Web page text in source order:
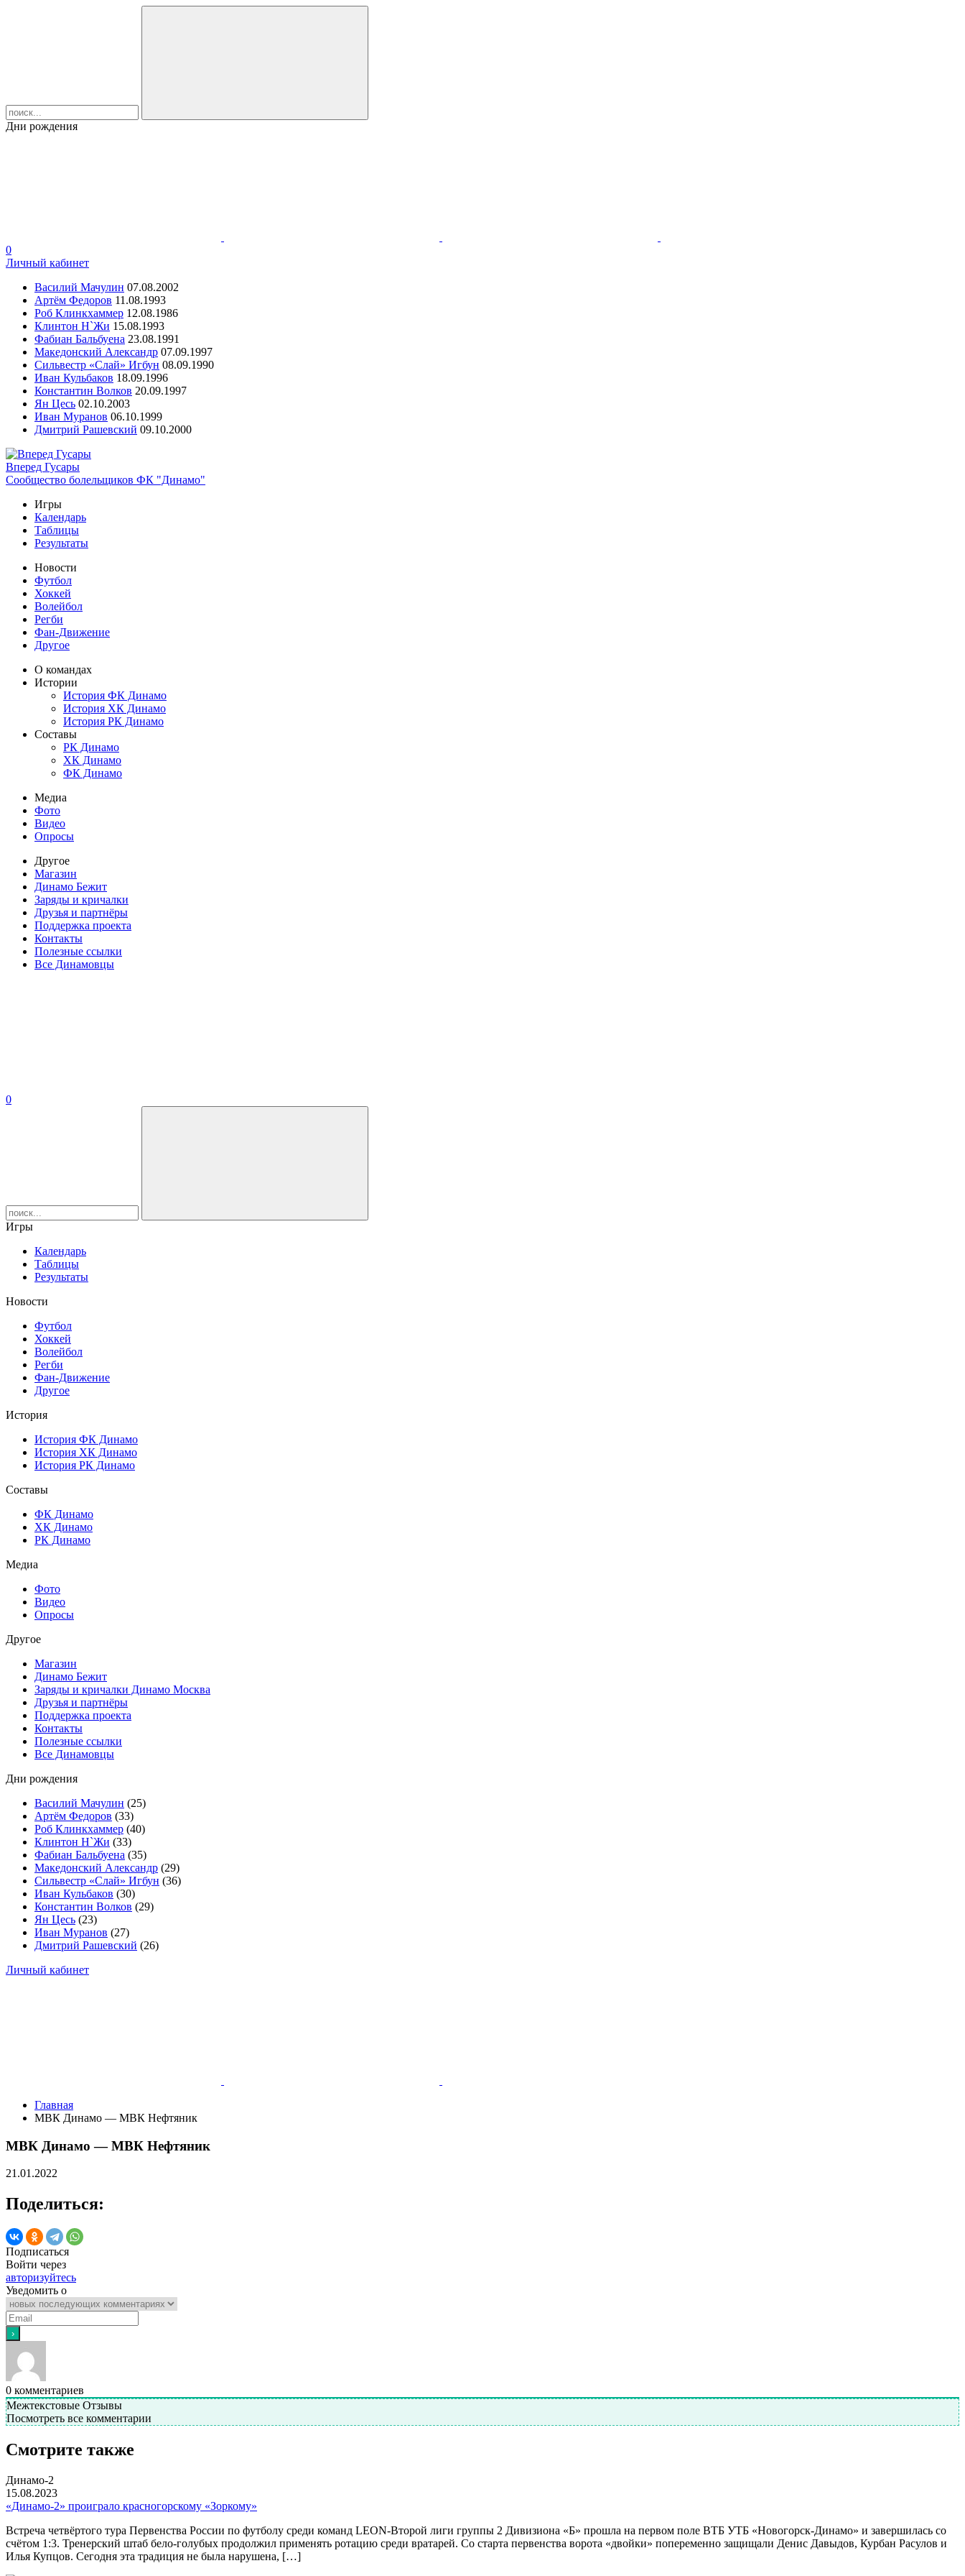
Дни рождения
0
Личный кабинет
Василий Мачулин 07.08.2002
Артём Федоров 11.08.1993
Роб Клинкхаммер 12.08.1986
Клинтон Н`Жи 15.08.1993
Фабиан Бальбуена 23.08.1991
Македонский Александр 07.09.1997
Сильвестр «Слай» Игбун 08.09.1990
Иван Кульбаков 18.09.1996
Константин Волков 20.09.1997
Ян Цесь 02.10.2003
Иван Муранов 06.10.1999
Дмитрий Рашевский 09.10.2000
Вперед Гусары
Сообщество болельщиков ФК "Динамо"
Игры
Календарь
Таблицы
Результаты
Новости
Футбол
Хоккей
Волейбол
Регби
Фан-Движение
Другое
О командах
Истории
История ФК Динамо
История ХК Динамо
История РК Динамо
Составы
РК Динамо
ХК Динамо
ФК Динамо
Медиа
Фото
Видео
Опросы
Другое
Магазин
Динамо Бежит
Заряды и кричалки
Друзья и партнёры
Поддержка проекта
Контакты
Полезные ссылки
Все Динамовцы
0
Игры
Календарь
Таблицы
Результаты
Новости
Футбол
Хоккей
Волейбол
Регби
Фан-Движение
Другое
История
История ФК Динамо
История ХК Динамо
История РК Динамо
Составы
ФК Динамо
ХК Динамо
РК Динамо
Медиа
Фото
Видео
Опросы
Другое
Магазин
Динамо Бежит
Заряды и кричалки Динамо Москва
Друзья и партнёры
Поддержка проекта
Контакты
Полезные ссылки
Все Динамовцы
Дни рождения
Василий Мачулин (25)
Артём Федоров (33)
Роб Клинкхаммер (40)
Клинтон Н`Жи (33)
Фабиан Бальбуена (35)
Македонский Александр (29)
Сильвестр «Слай» Игбун (36)
Иван Кульбаков (30)
Константин Волков (29)
Ян Цесь (23)
Иван Муранов (27)
Дмитрий Рашевский (26)
Личный кабинет
Главная
МВК Динамо — МВК Нефтяник
МВК Динамо — МВК Нефтяник
21.01.2022
Поделиться:
Подписаться
Войти через
авторизуйтесь
Уведомить о
0 комментариев
Межтекстовые Отзывы
Посмотреть все комментарии
Смотрите также
Динамо-2
15.08.2023
«Динамо-2» проиграло красногорскому «Зоркому»
Встреча четвёртого тура Первенства России по футболу среди команд LEON-Второй лиги группы 2 Дивизиона «Б» прошла на первом поле ВТБ УТБ «Новогорск-Динамо» и завершилась со
счётом 1:3. Тренерский штаб бело-голубых продолжил применять ротацию среди вратарей. Со старта первенства ворота «двойки» попеременно защищали Денис Давыдов, Курбан Расулов и
Илья Купцов. Сегодня эта традиция не была нарушена, […]